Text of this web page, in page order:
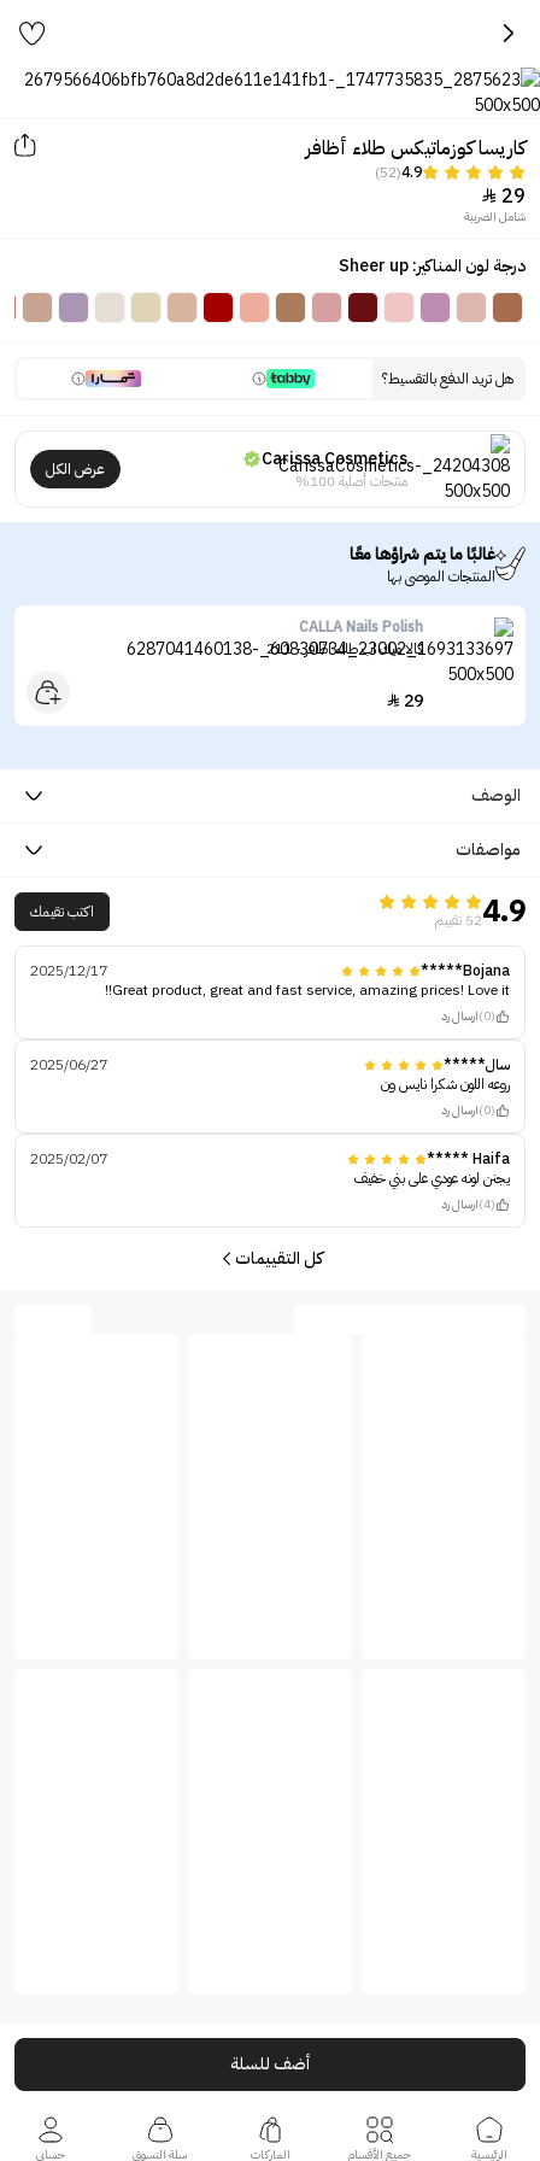
كاريسا كوزماتيكس طلاء أظافر
4.9
(52)
29

شامل الضريبة
درجة لون المناكير: Sheer up
هل تريد الدفع بالتقسيط؟
Carissa Cosmetics
منتجات أصلية 100%
عرض الكل
غالبًا ما يتم شراؤها معًا
المنتجات الموصى بها
CALLA Nails Polish
كالا ميك اب طلاء اظافر - 211
29

الوصف
مواصفات
4.952 تقييم اكتب تقيمك
Bojana*****
2025/12/17
Great product, great and fast service, amazing prices! Love it!!
(0) ارسال رد
سال*****
2025/06/27
روعه اللون شكرا نايس ون
(0) ارسال رد
Haifa *****
2025/02/07
يجنن لونه عودي على بني خفيف
(4) ارسال رد
كل التقييمات
أضف للسلة
الرئيسية جميع الأقسام الماركات سلة التسوق حسابي